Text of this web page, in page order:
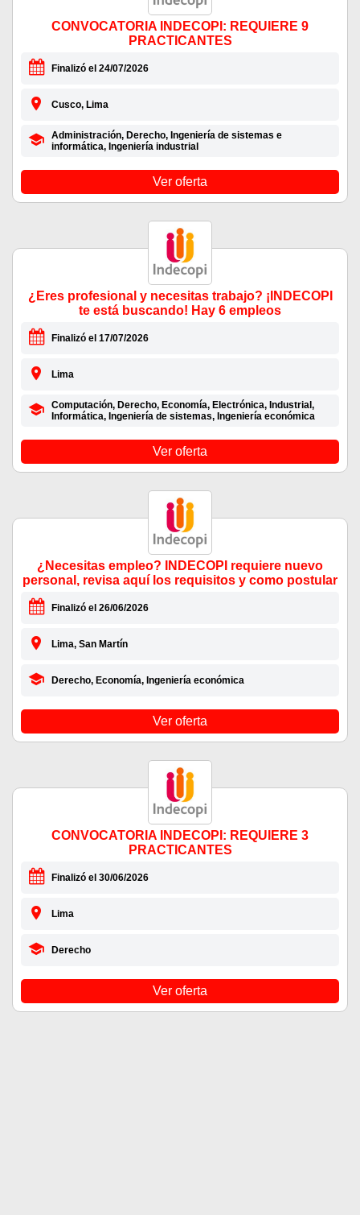
CONVOCATORIA INDECOPI: REQUIERE 9
PRACTICANTES
Finalizó el 24/07/2026
Cusco, Lima
Administración, Derecho, Ingeniería de sistemas e
informática, Ingeniería industrial
Ver oferta
¿Eres profesional y necesitas trabajo? ¡INDECOPI
te está buscando! Hay 6 empleos
Finalizó el 17/07/2026
Lima
Computación, Derecho, Economía, Electrónica, Industrial,
Informática, Ingeniería de sistemas, Ingeniería económica
Ver oferta
¿Necesitas empleo? INDECOPI requiere nuevo
personal, revisa aquí los requisitos y como postular
Finalizó el 26/06/2026
Lima, San Martín
Derecho, Economía, Ingeniería económica
Ver oferta
CONVOCATORIA INDECOPI: REQUIERE 3
PRACTICANTES
Finalizó el 30/06/2026
Lima
Derecho
Ver oferta